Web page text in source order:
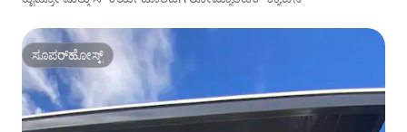
ಸೂಪರ್‌ಹೋಸ್ಟ್
ಸೂಪರ್‌ಹೋಸ್ಟ್